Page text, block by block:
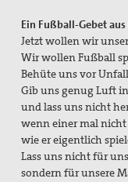
Ein Fußball-Gebet
Jetzt wollen wir
Wir wollen Fußball
Behüte uns vor
Gib uns genug Luft
und lass uns nicht
wenn einer mal nicht
wie er eigentlich
Lass uns nicht für
sondern für unsere